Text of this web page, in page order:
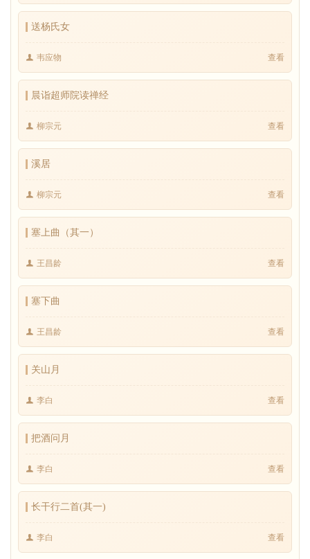
送杨氏女
韦应物 查看
晨诣超师院读禅经
柳宗元 查看
溪居
柳宗元 查看
塞上曲（其一）
王昌龄 查看
塞下曲
王昌龄 查看
关山月
李白 查看
把酒问月
李白 查看
长干行二首(其一)
李白 查看